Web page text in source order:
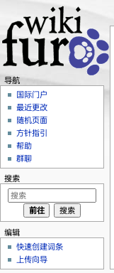
导航
国际门户
最近更改
随机页面
方针指引
帮助
群聊
搜索
编辑
快速创建词条
上传向导